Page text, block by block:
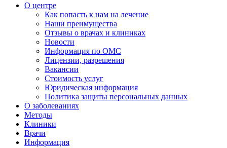
О центре
Как попасть к нам на лечение
Наши преимущества
Отзывы о врачах и клиниках
Новости
Информация по ОМС
Лицензии, разрешения
Вакансии
Стоимость услуг
Юридическая информация
Политика защиты персональных данных
О заболеваниях
Методы
Клиники
Врачи
Информация